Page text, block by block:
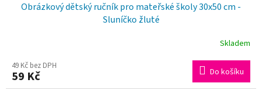
Obrázkový dětský ručník pro mateřské školy 30x50 cm -
Sluníčko žluté
Skladem
49 Kč bez DPH
59 Kč Do košíku